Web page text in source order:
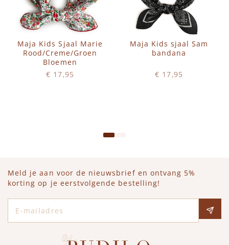
Maja Kids Sjaal Marie
Rood/Creme/Groen
Bloemen
€ 17,95
Maja Kids sjaal Sam
bandana
€ 17,95
Meld je aan voor de nieuwsbrief en ontvang 5%
korting op je eerstvolgende bestelling!